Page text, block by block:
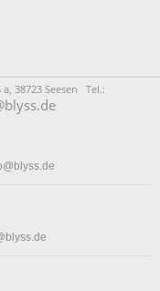
38723 Seesen Tel.: